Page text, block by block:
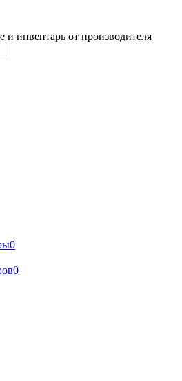
и инвентарь от производителя
0
0